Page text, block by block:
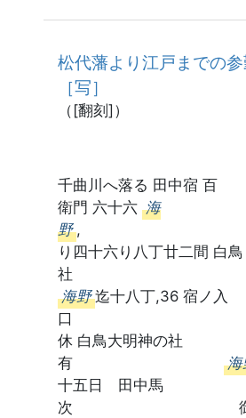
松代藩より江戸までの
［写］
（[翻刻]）
千曲川へ落る 田中宿
衛門 六十六 海
野 , 江
り四十六り八丁廿二間 白鳥
社 田中
海野 迄十八丁,36 宿ノ入
口
休 白鳥大明神の社
有 海
十五日 田中馬
次 御泊